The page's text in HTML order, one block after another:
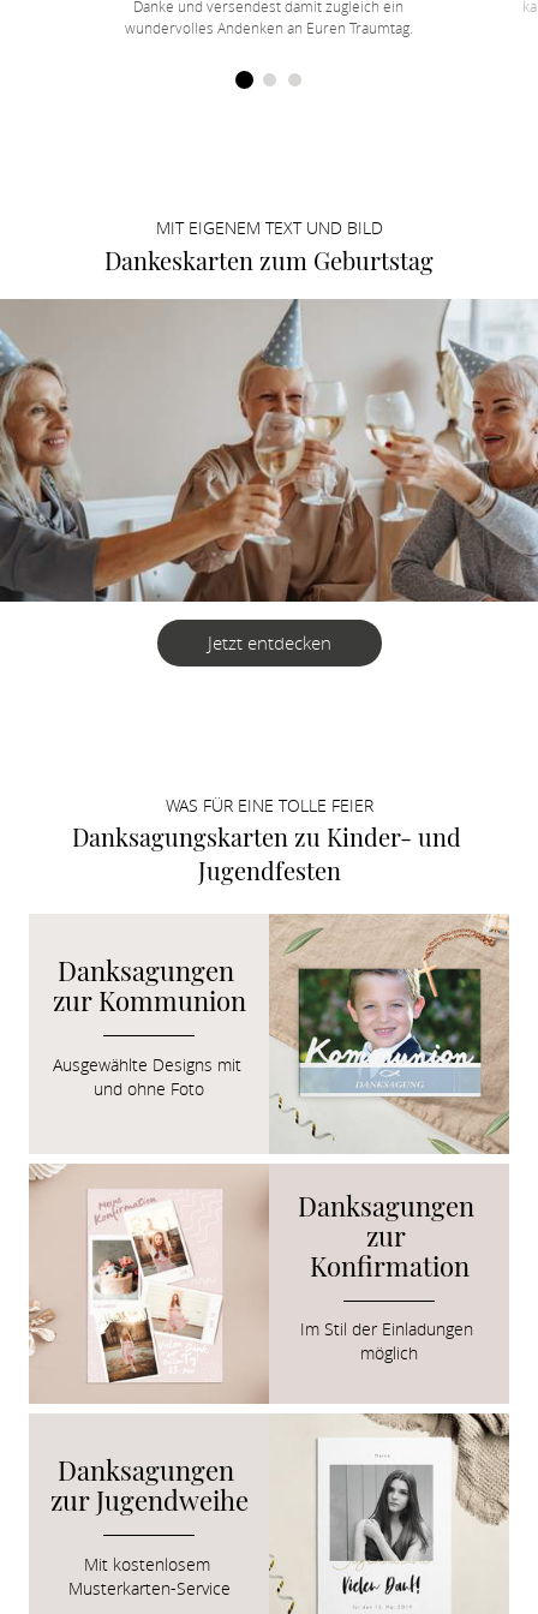
Danke und versendest damit zugleich ein
wundervolles Andenken an Euren Traumtag.
MIT EIGENEM TEXT UND BILD
Dankeskarten zum Geburtstag
Jetzt entdecken
WAS FÜR EINE TOLLE FEIER
Danksagungskarten zu Kinder- und
Jugendfesten
Danksagungen
zur Kommunion
Ausgewählte Designs mit
und ohne Foto
Danksagungen
zur
Konfirmation
Im Stil der Einladungen
möglich
Danksagungen
zur Jugendweihe
Mit kostenlosem
Musterkarten-Service